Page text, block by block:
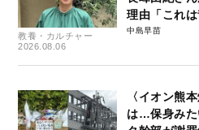
教養・カルチャー
2026.08.06
理由「これは
中島早苗
〈イオン熊
は…保身みた